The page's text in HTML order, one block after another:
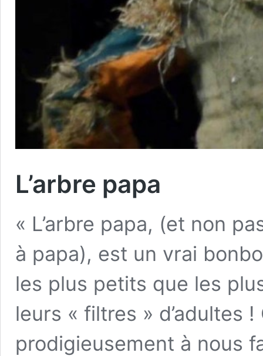
L’arbre papa
« L’arbre papa, (et non
à papa), est un vrai
les plus petits que les
leurs « filtres » d’adultes
prodigieusement à nous